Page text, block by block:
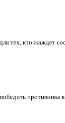
тех, кто жаждет
противника